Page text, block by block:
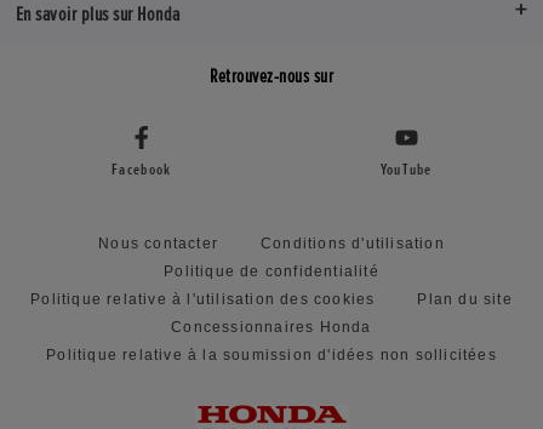
En savoir plus sur Honda
Retrouvez-nous sur
Facebook YouTube
Nous contacter
Conditions d'utilisation
Politique de confidentialité
Politique relative à l'utilisation des cookies
Plan du site
Concessionnaires Honda
Politique relative à la soumission d'idées non sollicitées